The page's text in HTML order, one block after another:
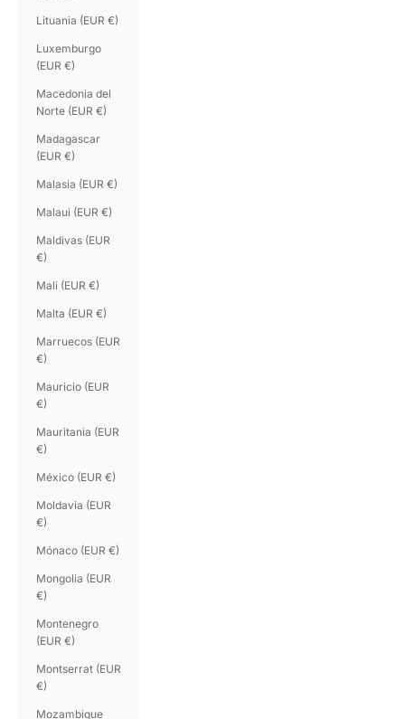
Lituania (EUR €)
Luxemburgo
(EUR €)
Macedonia del
Norte (EUR €)
Madagascar
(EUR €)
Malasia (EUR €)
Malaui (EUR €)
Maldivas (EUR
€)
Mali (EUR €)
Malta (EUR €)
Marruecos (EUR
€)
Mauricio (EUR
€)
Mauritania (EUR
€)
México (EUR €)
Moldavia (EUR
€)
Mónaco (EUR €)
Mongolia (EUR
€)
Montenegro
(EUR €)
Montserrat (EUR
€)
Mozambique